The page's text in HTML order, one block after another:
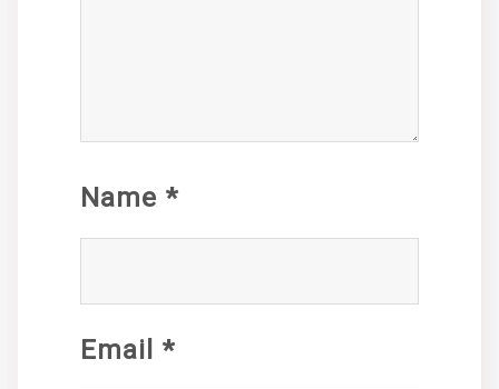
Name *
Email *